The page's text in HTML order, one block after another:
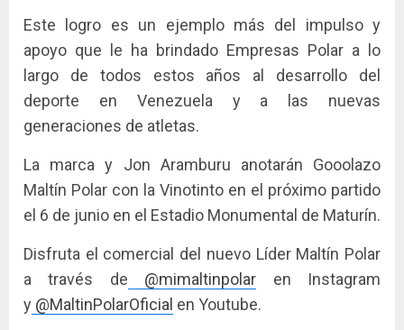
Este logro es un ejemplo más del impulso y
apoyo que le ha brindado Empresas Polar a lo
largo de todos estos años al desarrollo del
deporte en Venezuela y a las nuevas
generaciones de atletas.
La marca y Jon Aramburu anotarán Gooolazo
Maltín Polar con la Vinotinto en el próximo partido
el 6 de junio en el Estadio Monumental de Maturín.
Disfruta el comercial del nuevo Líder Maltín Polar
a través de @mimaltinpolar en Instagram
y @MaltinPolarOficial en Youtube.